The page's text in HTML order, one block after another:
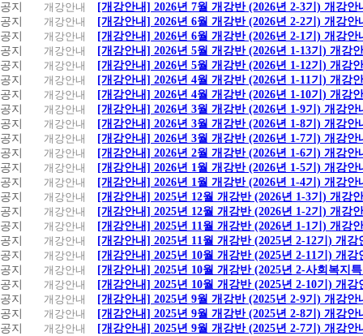
공지
개강안내
[개강안내] 2026년 7월 개강반 (2026년 2-3기) 개강안
공지
개강안내
[개강안내] 2026년 6월 개강반 (2026년 2-2기) 개강안
공지
개강안내
[개강안내] 2026년 6월 개강반 (2026년 2-1기) 개강안
공지
개강안내
[개강안내] 2026년 5월 개강반 (2026년 1-13기) 개강
공지
개강안내
[개강안내] 2026년 5월 개강반 (2026년 1-12기) 개강
공지
개강안내
[개강안내] 2026년 4월 개강반 (2026년 1-11기) 개강
공지
개강안내
[개강안내] 2026년 4월 개강반 (2026년 1-10기) 개강
공지
개강안내
[개강안내] 2026년 3월 개강반 (2026년 1-9기) 개강안
공지
개강안내
[개강안내] 2026년 3월 개강반 (2026년 1-8기) 개강안
공지
개강안내
[개강안내] 2026년 3월 개강반 (2026년 1-7기) 개강안
공지
개강안내
[개강안내] 2026년 2월 개강반 (2026년 1-6기) 개강안
공지
개강안내
[개강안내] 2026년 1월 개강반 (2026년 1-5기) 개강안
공지
개강안내
[개강안내] 2026년 1월 개강반 (2026년 1-4기) 개강안
공지
개강안내
[개강안내] 2025년 12월 개강반 (2026년 1-3기) 개강
공지
개강안내
[개강안내] 2025년 12월 개강반 (2026년 1-2기) 개강
공지
개강안내
[개강안내] 2025년 11월 개강반 (2026년 1-1기) 개강
공지
개강안내
[개강안내] 2025년 11월 개강반 (2025년 2-12기) 개강
공지
개강안내
[개강안내] 2025년 10월 개강반 (2025년 2-11기) 개강
공지
개강안내
[개강안내] 2025년 10월 개강반 (2025년 2-사회복지
공지
개강안내
[개강안내] 2025년 10월 개강반 (2025년 2-10기) 개강
공지
개강안내
[개강안내] 2025년 9월 개강반 (2025년 2-9기) 개강안
공지
개강안내
[개강안내] 2025년 9월 개강반 (2025년 2-8기) 개강안
공지
개강안내
[개강안내] 2025년 9월 개강반 (2025년 2-7기) 개강안